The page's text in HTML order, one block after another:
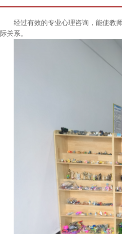
经过有效的专业心理咨询，能使教
际关系。